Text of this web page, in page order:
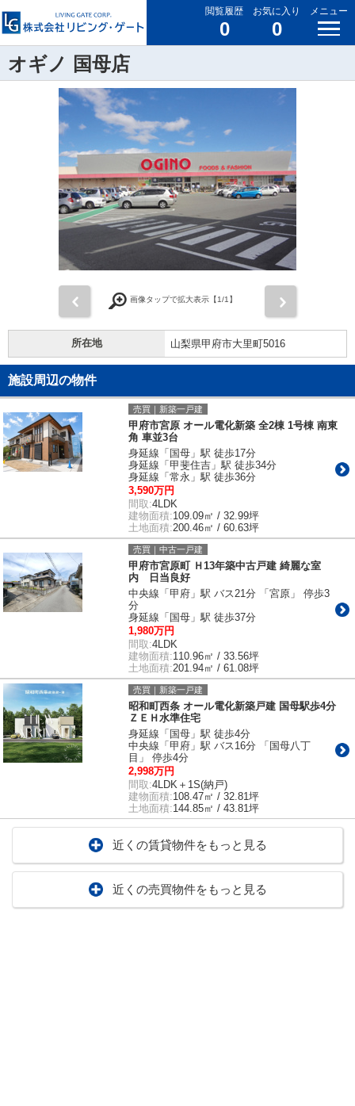
閲覧履歴
0
お気に入り
0
メニュー
オギノ 国母店
画像タップで拡大表示【1/1】
所在地 山梨県甲府市大里町5016
施設周辺の物件
売買｜新築一戸建
甲府市宮原 オール電化新築 全2棟 1号棟 南東
角 車並3台
身延線「国母」駅 徒歩17分
身延線「甲斐住吉」駅 徒歩34分
身延線「常永」駅 徒歩36分
3,590万円
間取:4LDK
建物面積:109.09㎡ / 32.99坪
土地面積:200.46㎡ / 60.63坪
売買｜中古一戸建
甲府市宮原町 Ｈ13年築中古戸建 綺麗な室
内 日当良好
中央線「甲府」駅 バス21分 「宮原」 停歩3
分
身延線「国母」駅 徒歩37分
1,980万円
間取:4LDK
建物面積:110.96㎡ / 33.56坪
土地面積:201.94㎡ / 61.08坪
売買｜新築一戸建
昭和町西条 オール電化新築戸建 国母駅歩4分
ＺＥＨ水準住宅
身延線「国母」駅 徒歩4分
中央線「甲府」駅 バス16分 「国母八丁
目」 停歩4分
2,998万円
間取:4LDK＋1S(納戸)
建物面積:108.47㎡ / 32.81坪
土地面積:144.85㎡ / 43.81坪
近くの賃貸物件をもっと見る
近くの売買物件をもっと見る